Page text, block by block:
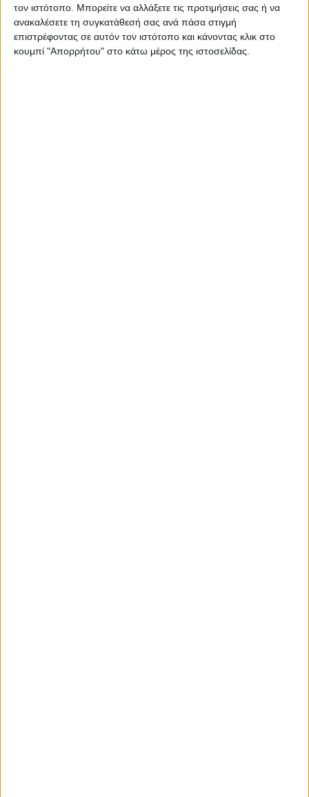
τον ιστότοπο. Μπορείτε να αλλάξετε τις προτιμήσεις σας ή να
ανακαλέσετε τη συγκατάθεσή σας ανά πάσα στιγμή
επιστρέφοντας σε αυτόν τον ιστότοπο και κάνοντας κλικ στο
κουμπί "Απορρήτου" στο κάτω μέρος της ιστοσελίδας.
Τελευταίες Ειδήσεις Σήμερα